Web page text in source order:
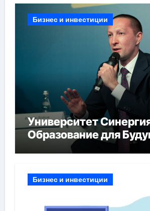
Бизнес и инвестиции
Университет
Образование для
Бизнес и инвестиции